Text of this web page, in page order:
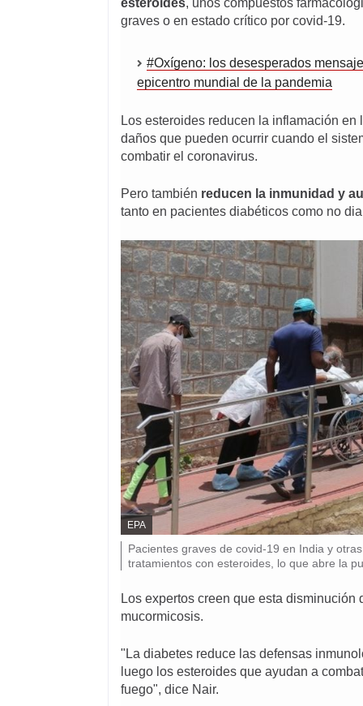
graves o en estado crítico por covid-19.
#Oxígeno: los desesperados
epicentro mundial de la pandemia
Los esteroides reducen la inflamación
daños que pueden ocurrir cuando el
combatir el coronavirus.
Pero también reducen la inmunidad y
tanto en pacientes diabéticos como no
F
U
E
N
D
E
I
M
G
EPA
P
i
e
f
,
Pacientes graves de covid-19 en India y
tratamientos con esteroides, lo que abre la
Los expertos creen que esta
mucormicosis.
"La diabetes reduce las defensas
luego los esteroides que ayudan a
fuego", dice Nair.